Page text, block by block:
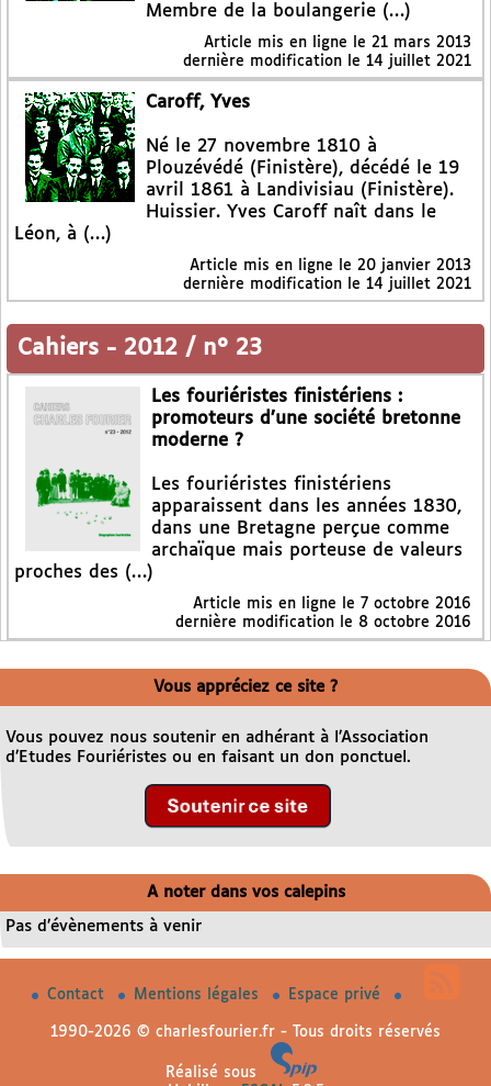
Membre de la boulangerie (…)
Article mis en ligne le 21 mars 2013
dernière modification le 14 juillet 2021
Caroff, Yves
Né le 27 novembre 1810 à
Plouzévédé (Finistère), décédé le 19
avril 1861 à Landivisiau (Finistère).
Huissier. Yves Caroff naît dans le
Léon, à (…)
Article mis en ligne le 20 janvier 2013
dernière modification le 14 juillet 2021
Cahiers - 2012 / n° 23
Les fouriéristes finistériens :
promoteurs d’une société bretonne
moderne ?
Les fouriéristes finistériens
apparaissent dans les années 1830,
dans une Bretagne perçue comme
archaïque mais porteuse de valeurs
proches des (…)
Article mis en ligne le 7 octobre 2016
dernière modification le 8 octobre 2016
Vous appréciez ce site ?
Vous pouvez nous soutenir en adhérant à l’Association
d’Etudes Fouriéristes ou en faisant un don ponctuel.
A noter dans vos calepins
Pas d’évènements à venir
Contact Mentions légales Espace privé
1990-2026 © charlesfourier.fr - Tous droits réservés
Réalisé sous